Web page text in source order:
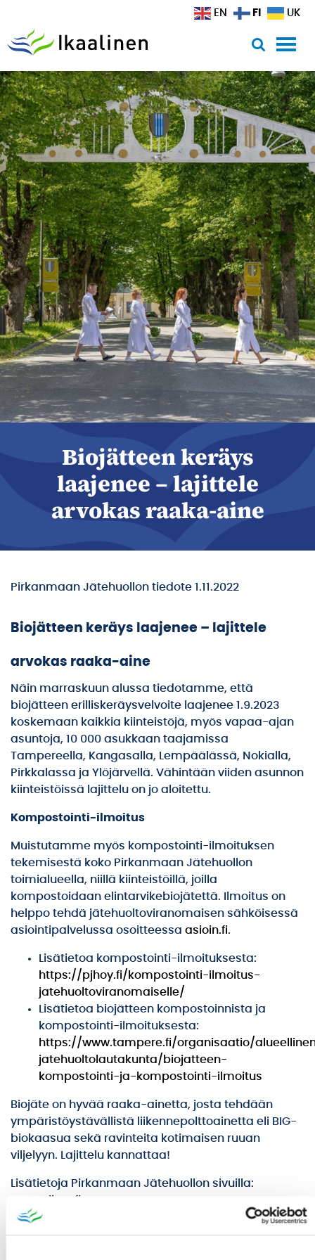
Biojätteen keräys
laajenee – lajittele
arvokas raaka-aine
Pirkanmaan Jätehuollon tiedote 1.11.2022
Biojätteen keräys laajenee – lajittele
arvokas raaka-aine
Näin marraskuun alussa tiedotamme, että
biojätteen erilliskeräysvelvoite laajenee 1.9.2023
koskemaan kaikkia kiinteistöjä, myös vapaa-ajan
asuntoja, 10 000 asukkaan taajamissa
Tampereella, Kangasalla, Lempäälässä, Nokialla,
Pirkkalassa ja Ylöjärvellä. Vähintään viiden asunnon
kiinteistöissä lajittelu on jo aloitettu.
Kompostointi-ilmoitus
Muistutamme myös kompostointi-ilmoituksen
tekemisestä koko Pirkanmaan Jätehuollon
toimialueella, niillä kiinteistöillä, joilla
kompostoidaan elintarvikebiojätettä. Ilmoitus on
helppo tehdä jätehuoltoviranomaisen sähköisessä
asiointipalvelussa osoitteessa asioin.fi.
Lisätietoa kompostointi-ilmoituksesta:
https://pjhoy.fi/kompostointi-ilmoitus-
jatehuoltoviranomaiselle/
Lisätietoa biojätteen kompostoinnista ja
kompostointi-ilmoituksesta:
https://www.tampere.fi/organisaatio/
jatehuoltolautakunta/biojatteen-
kompostointi-ja-kompostointi-ilmoitus
Biojäte on hyvää raaka-ainetta, josta tehdään
ympäristöystävällistä liikennepolttoainetta eli BIG-
biokaasua sekä ravinteita kotimaisen ruuan
viljelyyn. Lajittelu kannattaa!
Lisätietoja Pirkanmaan Jätehuollon sivuilla:
www.pjhoy.fi
EN FI UK